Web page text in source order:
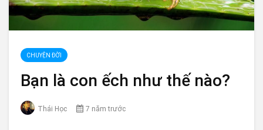
CHUYỆN ĐỜI
Bạn là con ếch như thế nào?
Thái Học 7 năm trước